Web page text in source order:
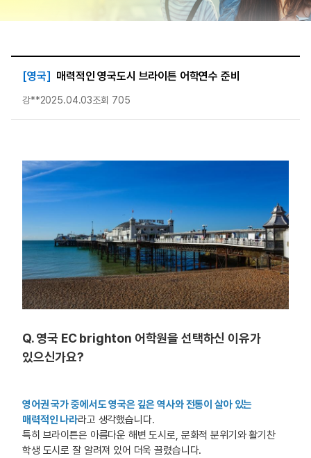
[영국] 매력적인 영국도시 브라이튼 어학연수 준비
강**2025.04.03조회 705
Q. 영국 EC brighton 어학원을 선택하신 이유가
있으신가요?
영어권 국가 중에서도 영국은 깊은 역사와 전통이 살아 있는
매력적인 나라라고 생각했습니다.
특히 브라이튼은 아름다운 해변 도시로, 문화적 분위기와 활기찬
학생 도시로 잘 알려져 있어 더욱 끌렸습니다.